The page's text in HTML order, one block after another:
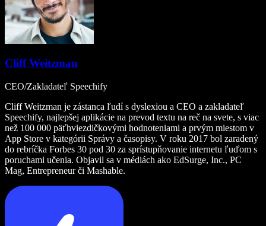
Cliff Weitzman
CEO/Zakladateľ Speechify
Cliff Weitzman je zástanca ľudí s dyslexiou a CEO a zakladateľ
Speechify, najlepšej aplikácie na prevod textu na reč na svete, s viac
než 100 000 päťhviezdičkovými hodnoteniami a prvým miestom v
App Store v kategórii Správy a časopisy. V roku 2017 bol zaradený
do rebríčka Forbes 30 pod 30 za sprístupňovanie internetu ľuďom s
poruchami učenia. Objavil sa v médiách ako EdSurge, Inc., PC
Mag, Entrepreneur či Mashable.